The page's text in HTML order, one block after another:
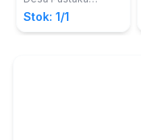
Purwasih, S.S
Indonesia
Stok: 1/1